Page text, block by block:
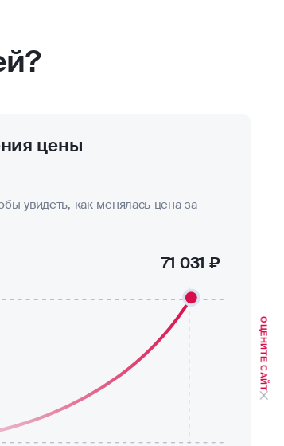
цены
увидеть, как менялась цена за
71 031 ₽
ОЦЕНИТЕ САЙТ